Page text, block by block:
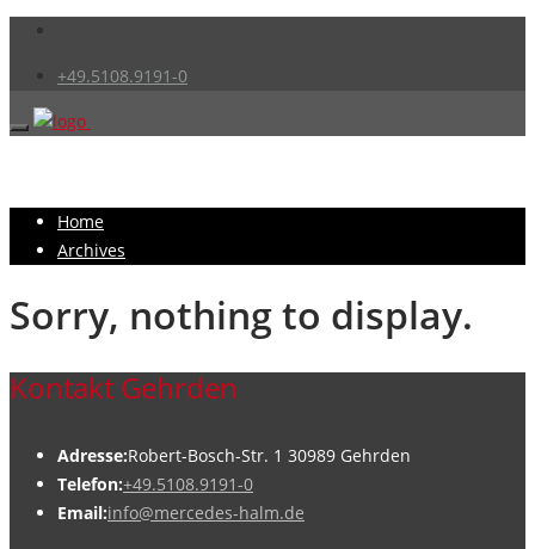
+49.5108.9191-0
Home
Archives
Sorry, nothing to display.
Kontakt Gehrden
Adresse:Robert-Bosch-Str. 1 30989 Gehrden
Telefon:+49.5108.9191-0
Email:info@mercedes-halm.de